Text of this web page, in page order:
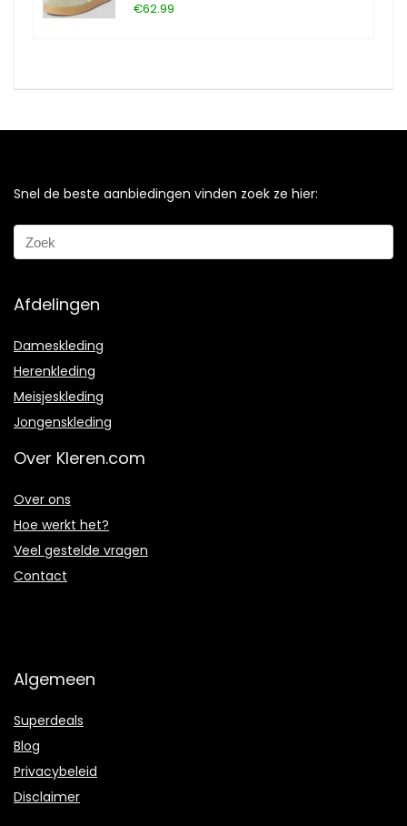
€62.99
Snel de beste aanbiedingen vinden zoek ze hier:
Afdelingen
Dameskleding
Herenkleding
Meisjeskleding
Jongenskleding
Over Kleren.com
Over ons
Hoe werkt het?
Veel gestelde vragen
Contact
Algemeen
Superdeals
Blog
Privacybeleid
Disclaimer